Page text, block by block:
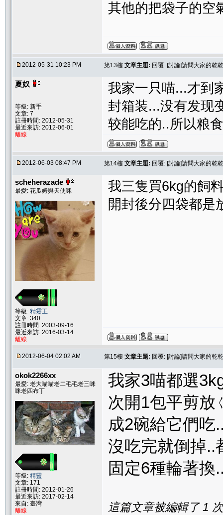
其他的把袋子的空
2012-05-31 10:23 PM 第13樓 文章主題: 回覆: [討論]請問大家的乾
夏奴
等級: 新手
文章: 7
註冊時間: 2012-05-31
最近來訪: 2012-06-01
離線
我家一只喵...才到
封箱装...没有发现
较能吃的..所以粮
2012-06-03 08:47 PM 第14樓 文章主題: 回覆: [討論]請問大家的乾
scheherazade
最愛: 花瓜姆與天使咪
等級: 精靈王
文章: 340
註冊時間: 2003-09-16
最近來訪: 2016-03-14
離線
我三隻買6kg的飼
開封後分四袋都是
2012-06-04 02:02 AM 第15樓 文章主題: 回覆: [討論]請問大家的乾
okok2266xx
最愛: 老大喵喵老二毛毛老三咪
咪老四布丁
等級: 精靈
文章: 171
註冊時間: 2012-01-26
最近來訪: 2017-02-14
來自: 臺灣
離線
我家3喵都選
次開1包平剪放
成2碗給它們吃
沒吃完就倒掉..
固定6種輪著換
這篇文章被編輯了 1